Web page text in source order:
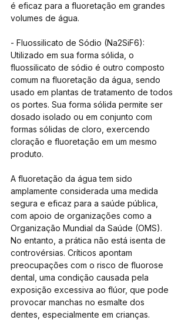
é eficaz para a fluoretação em grandes
volumes de água.
- Fluossilicato de Sódio (Na2SiF6):
Utilizado em sua forma sólida, o
fluossilicato de sódio é outro composto
comum na fluoretação da água, sendo
usado em plantas de tratamento de todos
os portes. Sua forma sólida permite ser
dosado isolado ou em conjunto com
formas sólidas de cloro, exercendo
cloração e fluoretação em um mesmo
produto.
A fluoretação da água tem sido
amplamente considerada uma medida
segura e eficaz para a saúde pública,
com apoio de organizações como a
Organização Mundial da Saúde (OMS).
No entanto, a prática não está isenta de
controvérsias. Críticos apontam
preocupações com o risco de fluorose
dental, uma condição causada pela
exposição excessiva ao flúor, que pode
provocar manchas no esmalte dos
dentes, especialmente em crianças.